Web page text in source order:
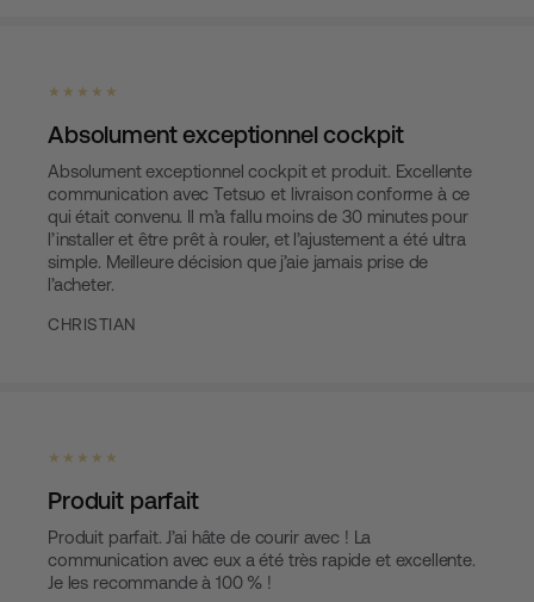
★ ★ ★ ★ ★
Absolument exceptionnel cockpit
Absolument exceptionnel cockpit et produit. Excellente
communication avec Tetsuo et livraison conforme à ce
qui était convenu. Il m’a fallu moins de 30 minutes pour
l’installer et être prêt à rouler, et l’ajustement a été ultra
simple. Meilleure décision que j’aie jamais prise de
l’acheter.
CHRISTIAN
★ ★ ★ ★ ★
Produit parfait
Produit parfait. J’ai hâte de courir avec ! La
communication avec eux a été très rapide et excellente.
Je les recommande à 100 % !